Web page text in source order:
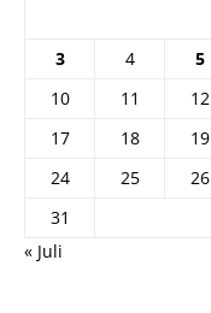
3
4 5
10
11 12
17
18 19
24
25 26
31
« Juli